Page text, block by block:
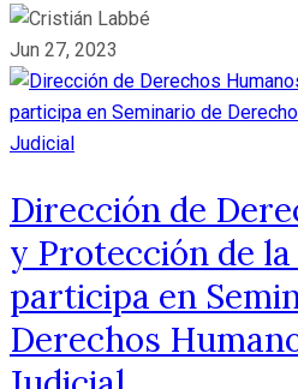
Jun 27, 2023
Dirección de
y Protección de la
participa en
Derechos